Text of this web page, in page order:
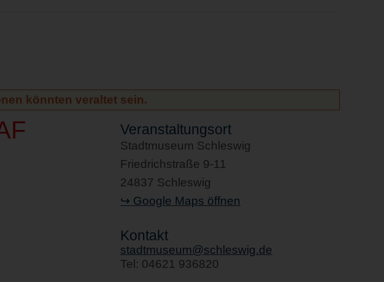
könnten veraltet sein.
Veranstaltungsort
Stadtmuseum Schleswig
Friedrichstraße 9-11
24837 Schleswig
↪ Google Maps öffnen
Kontakt
stadtmuseum@schleswig.de
Tel: 04621 936820